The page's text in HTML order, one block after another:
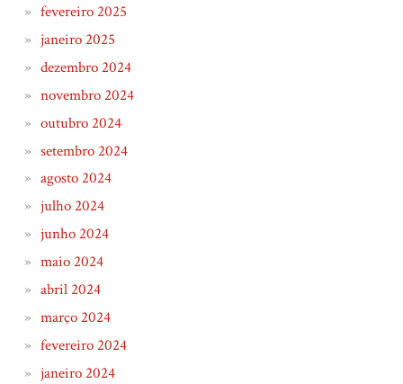
fevereiro 2025
janeiro 2025
dezembro 2024
novembro 2024
outubro 2024
setembro 2024
agosto 2024
julho 2024
junho 2024
maio 2024
abril 2024
março 2024
fevereiro 2024
janeiro 2024